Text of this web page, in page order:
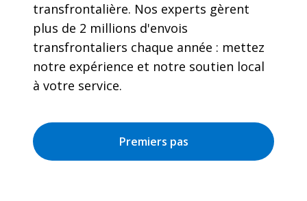
transfrontalière. Nos experts gèrent
plus de 2 millions d'envois
transfrontaliers chaque année : mettez
notre expérience et notre soutien local
à votre service.
Premiers pas